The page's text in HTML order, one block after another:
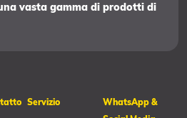
vasta gamma di prodotti di
Servizio
WhatsApp &